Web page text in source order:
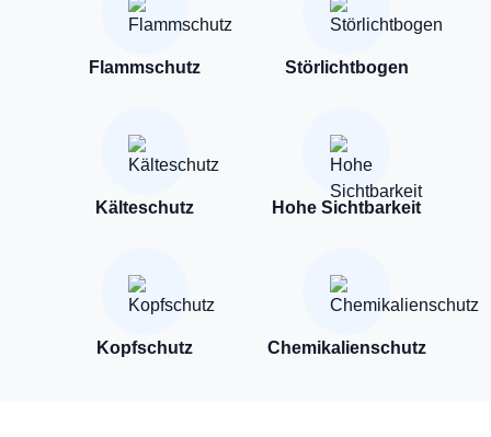
Flammschutz Störlichtbogen
Kälteschutz Hohe Sichtbarkeit
Kopfschutz Chemikalienschutz